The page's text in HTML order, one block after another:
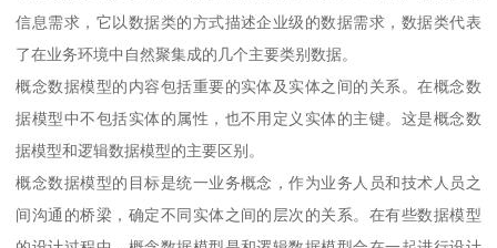
信息需求，它以数据类的方式描述企业级的数据需求，数据类代表
了在业务环境中自然聚集成的几个主要类别数据。
概念数据模型的内容包括重要的实体及实体之间的关系。在概念数
据模型中不包括实体的属性，也不用定义实体的主键。这是概念数
据模型和逻辑数据模型的主要区别。
概念数据模型的目标是统一业务概念，作为业务人员和技术人员之
间沟通的桥梁，确定不同实体之间的层次的关系。在有些数据模型